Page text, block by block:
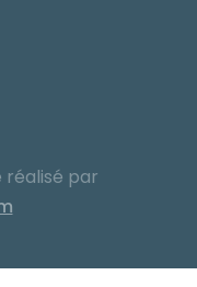
par